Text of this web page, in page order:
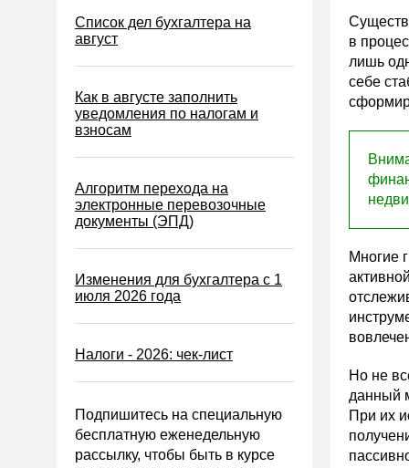
Налог на игорный бизнес
Акцизы
Возврат и зачет налогов
Налоговые проверки
Статистика
Самозанятые
Банк
Онлайн-кассы ККТ ККМ
деятельности (АХД)
Охрана труда и аттестация
Список дел бухгалтера на
август
Как в августе заполнить
уведомления по налогам и
взносам
Алгоритм перехода на
электронные перевозочные
документы (ЭПД)
Изменения для бухгалтера с 1
июля 2026 года
Налоги - 2026: чек-лист
Подпишитесь на специальную
бесплатную еженедельную
рассылку, чтобы быть в курсе
в
лишь
себе
Многие
Но не
данный
При их